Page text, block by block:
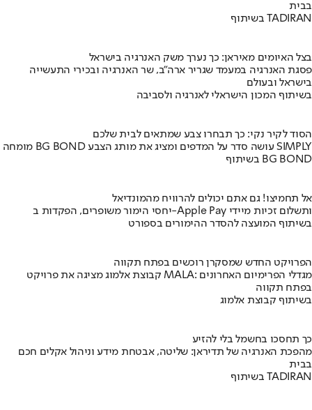
בבית
בשיתוף TADIRAN
בצל האיומים מאיראן: כך נערך משק האנרגיה בישראל
פסגת האנרגיה במעמד שגריר ארה"ב, שר האנרגיה ובכירי התעשייה
בישראל ובעולם
בשיתוף המכון הישראלי לאנרגיה ולסביבה
הסוד לקיר נקי: כך תבחרו צבע שמתאים לבית שלכם
מומחה BG BOND עושה סדר על המדפים ומציג את מותג הצבע SIMPLY
בשיתוף BG BOND
אל תחמיצו! גם אתם יכולים להרוויח מהמונדיאל
יחסי הימור משופרים, הפקדות ב-Apple Pay ותשלום זכיות מיידי
בשיתוף המועצה להסדר ההימורים בספורט
הפרויקט החדש שמסקרן רוכשים בפתח תקווה
קבוצת אלמוג מציגה את פרויקט MALA: מגדלי הפרימיום האחרונים
בפתח תקווה
בשיתוף קבוצת אלמוג
כך תחסכו בחשמל בלי להזיע
מהפכת האנרגיה של תדיראן: שליטה, אבטחת מידע וניהול אקלים חכם
בבית
בשיתוף TADIRAN